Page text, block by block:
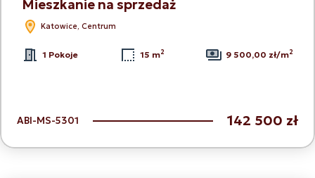
Mieszkanie na sprzedaż
Katowice, Centrum
1 Pokoje 15 m2 9 500,00 zł/m2
ABI-MS-5301 142 500 zł